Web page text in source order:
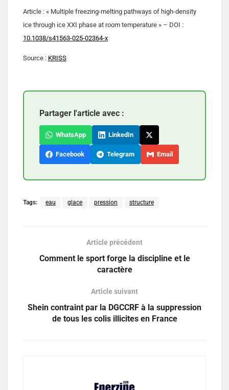
Article : « Multiple freezing-melting pathways of high-density
ice through ice XXI phase at room temperature » – DOI :
10.1038/s41563-025-02364-x
Source : KRISS
Partager l'article avec :
WhatsApp LinkedIn
Facebook Telegram Email
Tags: eau glace pression structure
Article précédent
Comment le sport forge la discipline et le
caractère
Article suivant
Shein contraint par la DGCCRF à la suppression
de tous les colis illicites en France